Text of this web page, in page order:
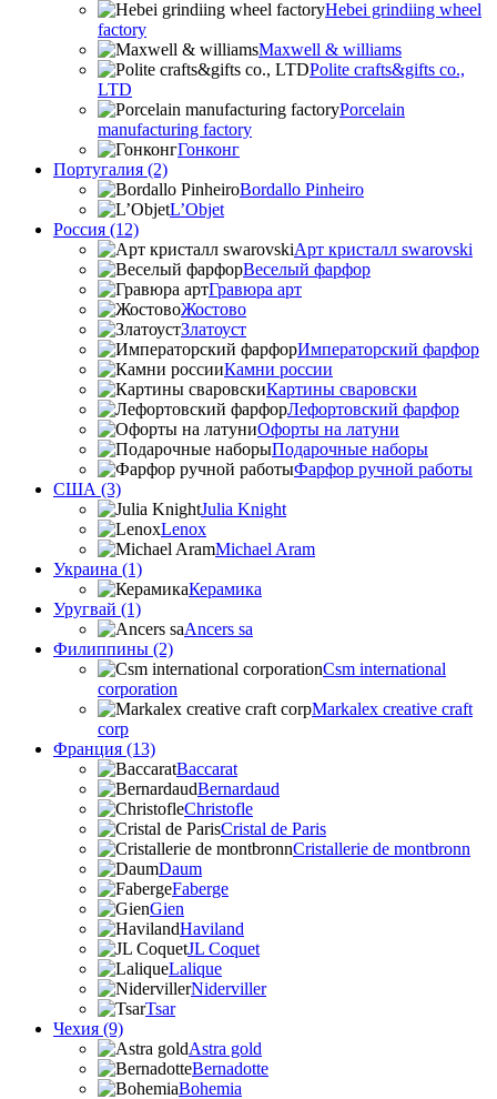
Hebei grindiing wheel
factory
Maxwell & williams
Polite crafts&gifts co.,
LTD
Porcelain
manufacturing factory
Гонконг
Португалия (2)
Bordallo Pinheiro
L’Objet
Россия (12)
Арт кристалл swarovski
Веселый фарфор
Гравюра арт
Жостово
Златоуст
Императорский фарфор
Камни россии
Картины сваровски
Лефортовский фарфор
Офорты на латуни
Подарочные наборы
Фарфор ручной работы
США (3)
Julia Knight
Lenox
Michael Aram
Украина (1)
Керамика
Уругвай (1)
Ancers sa
Филиппины (2)
Csm international
corporation
Markalex creative craft
corp
Франция (13)
Baccarat
Bernardaud
Christofle
Cristal de Paris
Cristallerie de montbronn
Daum
Faberge
Gien
Haviland
JL Coquet
Lalique
Niderviller
Tsar
Чехия (9)
Astra gold
Bernadotte
Bohemia